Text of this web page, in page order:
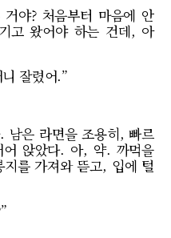
야? 처음부터 마음에 안
고 왔어야 하는 건데, 아
잘렸어.”
남은 라면을 조용히, 빠르
어 앉았다. 아, 약. 까먹을
를 가져와 뜯고, 입에 털